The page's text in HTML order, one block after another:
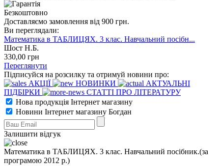
Безкоштовно
Доставляємо замовлення від 900 грн.
Ви переглядали:
Математика в ТАБЛИЦЯХ. 3 клас. Навчальний посібн...
Шост Н.Б.
330,00 грн
Переглянути
Підписуйся на розсилку та отримуй новини про:
АКЦІЇ
НОВИНКИ
АКТУАЛЬНІ
ПІДБІРКИ
СТАТТІ ПРО ЛІТЕРАТУРУ
Нова продукція Інтернет магазину
Новини Інтернет магазину Богдан
Залишити відгук
Математика в ТАБЛИЦЯХ. 3 клас. Навчальний посібник.(за
програмою 2012 р.)